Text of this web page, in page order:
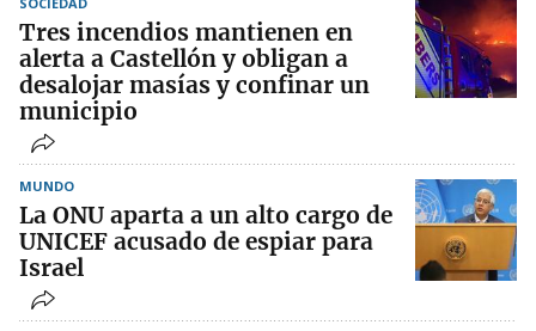
Tres incendios mantienen en
alerta a Castellón y obligan a
desalojar masías y confinar un
municipio
MUNDO
La ONU aparta a un alto cargo de
UNICEF acusado de espiar para
Israel